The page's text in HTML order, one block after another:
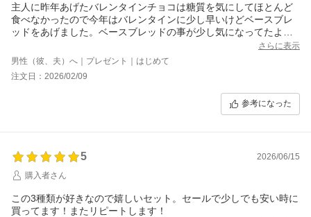
主人に昨年あげたバレンタインチョコは糖質を気にしてほとんど
食べなかったので今年はバレンタインに少し早いけどベースブレ
ッドをあげました。ベースブレッドの事が少し気になってたよう
さらに表示
男性（彼、夫）へ｜プレゼント｜はじめて
注文日：2026/02/09
参考になった
5
2026/06/15
購入者さん
この3種類が好きなので嬉しいセット。セールで少しでも安い時に
買ってます！またリピートします！